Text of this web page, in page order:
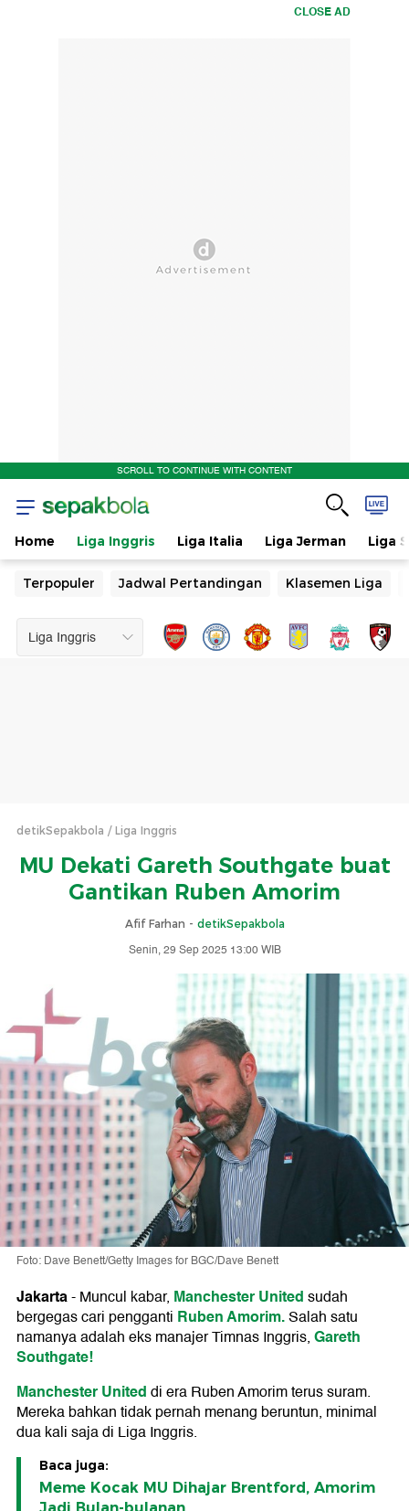
CLOSE AD
SCROLL TO CONTINUE WITH CONTENT
Home Liga Inggris Liga Italia Liga Jerman Liga
Terpopuler Jadwal Pertandingan Klasemen Liga
detikSepakbola Liga Inggris
MU Dekati Gareth Southgate buat
Gantikan Ruben Amorim
Afif Farhan - detikSepakbola
Senin, 29 Sep 2025 13:00 WIB
Foto: Dave Benett/Getty Images for BGC/Dave Benett
Jakarta-Muncul kabar, Manchester Unitedsudah
bergegas cari pengganti Ruben Amorim.Salah satu
namanya adalah eks manajer Timnas Inggris,Gareth
Southgate!
Manchester Uniteddi era Ruben Amorim terus suram.
Mereka bahkan tidak pernah menang beruntun, minimal
dua kali saja di Liga Inggris.
Baca juga:
Meme Kocak MU Dihajar Brentford, Amorim
Jadi Bulan-bulanan